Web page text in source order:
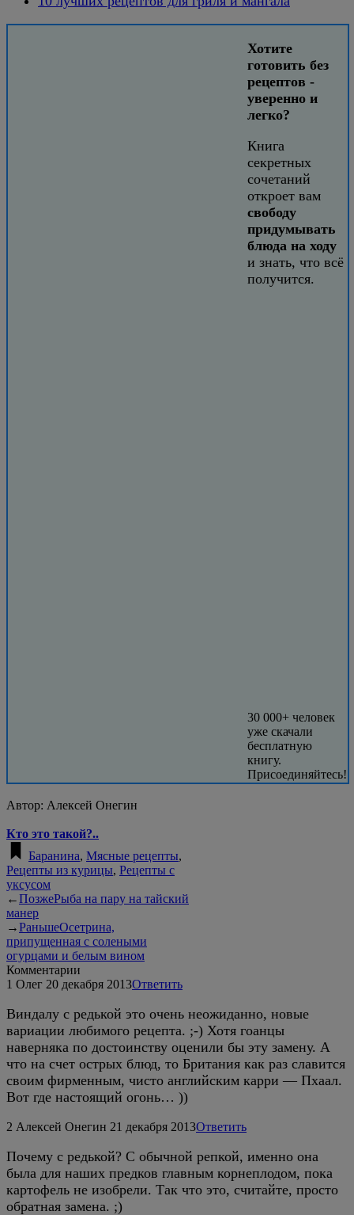
Хотите
готовить без
рецептов -
уверенно и
легко?
Книга
секретных
сочетаний
откроет вам
свободу
придумывать
блюда на ходу
и знать, что всё
получится.
30 000+ человек
уже скачали
бесплатную
книгу.
Присоединяйтесь!
Автор: Алексей Онегин
Кто это такой?..
Баранина, Мясные рецепты,
Рецепты из курицы, Рецепты с
уксусом
←ПозжеРыба на пару на тайский
манер
→РаньшеОсетрина,
припущенная с солеными
огурцами и белым вином
Комментарии
1 Олег 20 декабря 2013Ответить
Виндалу с редькой это очень неожиданно, новые
вариации любимого рецепта. ;-) Хотя гоанцы
наверняка по достоинству оценили бы эту замену. А
что на счет острых блюд, то Британия как раз славится
своим фирменным, чисто английским карри — Пхаал.
Вот где настоящий огонь… ))
2 Алексей Онегин 21 декабря 2013Ответить
Почему с редькой? С обычной репкой, именно она
была для наших предков главным корнеплодом, пока
картофель не изобрели. Так что это, считайте, просто
обратная замена. ;)